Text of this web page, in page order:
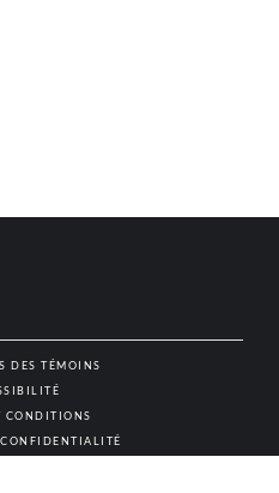
DES TÉMOINS
CONDITIONS